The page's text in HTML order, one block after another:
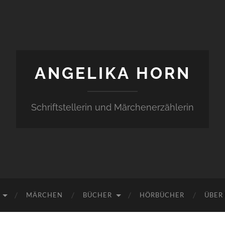
ANGELIKA HORN
Schriftstellerin und Märchenerzählerin
MÄRCHEN BÜCHER HÖRBÜCHER